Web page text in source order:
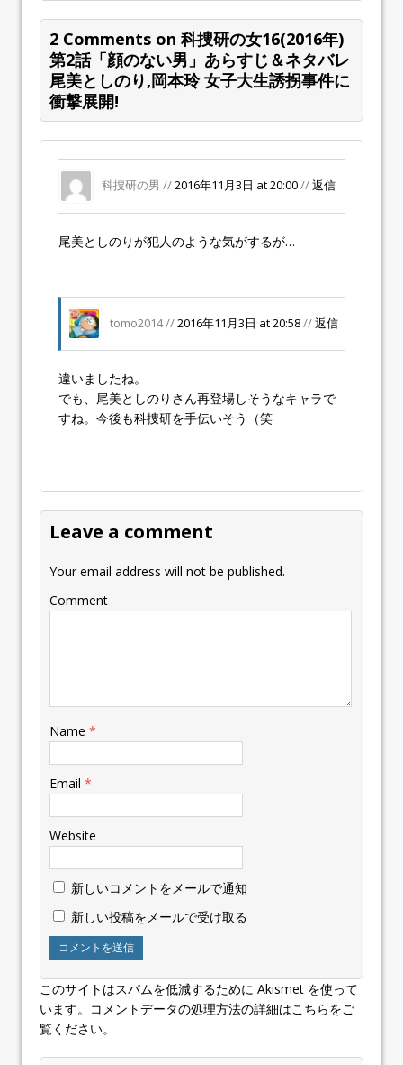
2 Comments on 科捜研の女16(2016年)
第2話「顔のない男」あらすじ＆ネタバレ
尾美としのり,岡本玲 女子大生誘拐事件に
衝撃展開!
科捜研の男 //2016年11月3日 at 20:00//返信
尾美としのりが犯人のような気がするが…
tomo2014 //2016年11月3日 at 20:58//返信
違いましたね。
でも、尾美としのりさん再登場しそうなキャラで
すね。今後も科捜研を手伝いそう（笑
Leave a comment
Your email address will not be published.
Comment
Name *
Email *
Website
新しいコメントをメールで通知
新しい投稿をメールで受け取る
このサイトはスパムを低減するために Akismet を使って
います。 コメントデータの処理方法の詳細はこちらをご
覧ください。